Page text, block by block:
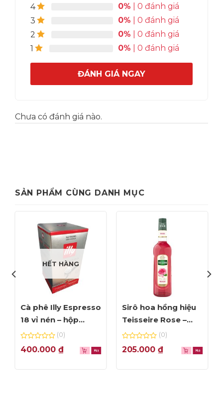
4 0% | 0 đánh giá
3
0% | 0 đánh giá
2
0% | 0 đánh giá
1
0% | 0 đánh giá
ĐÁNH GIÁ NGAY
Chưa có đánh giá nào.
SẢN PHẨM CÙNG DANH MỤC
HẾT HÀNG
Cà phê Illy Espresso
18 vỉ nén – hộp
125gr
0
out
5
(0)
400.000 ₫
Sirô hoa hồng hiệu
Teisseire Rose –
chai 70cl
0
out
5
(0)
205.000 ₫